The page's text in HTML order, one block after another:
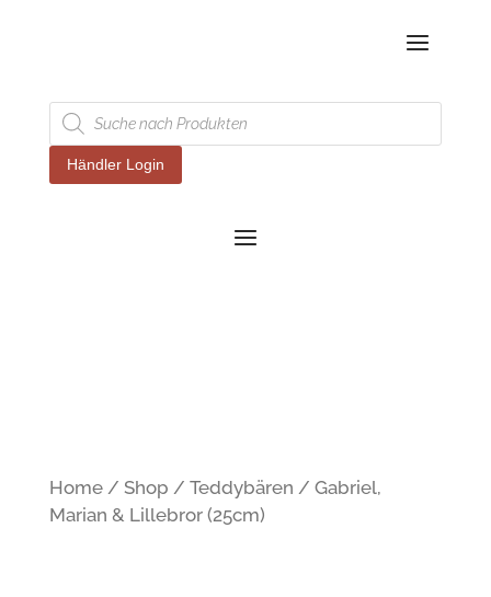
Products
search
Händler Login
Home/ Shop / Teddybären / Gabriel,
Marian & Lillebror (25cm)